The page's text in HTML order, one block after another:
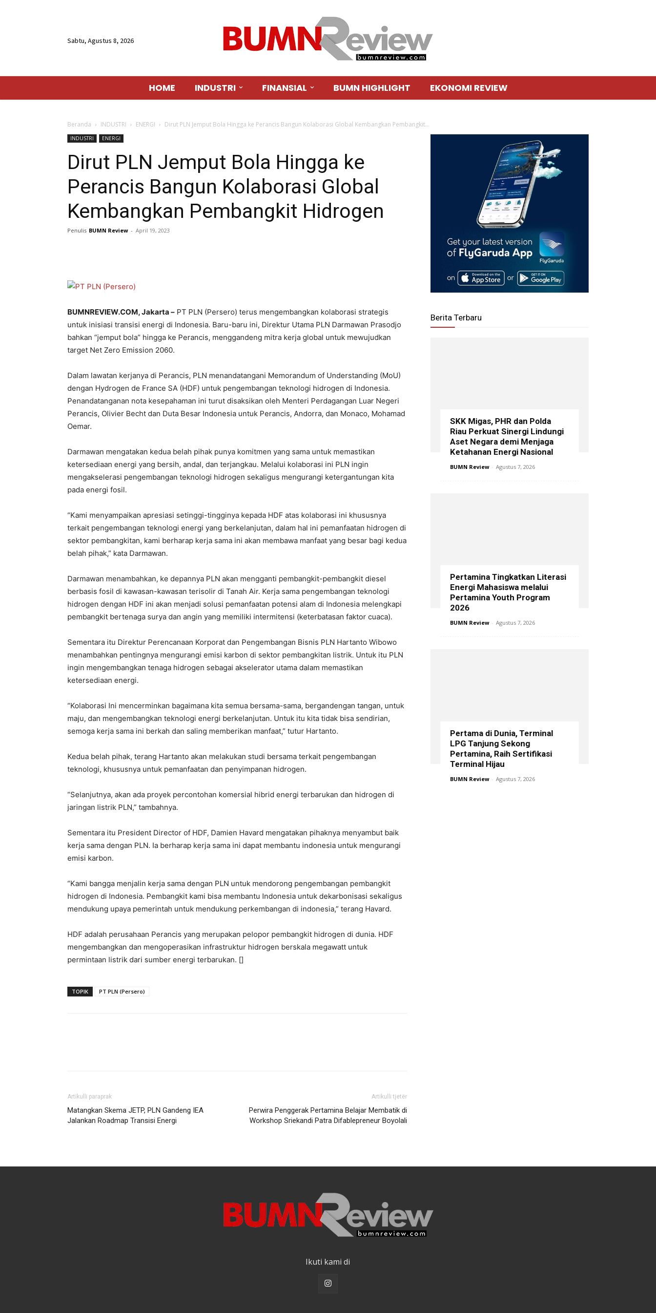
Sabtu, Agustus 8, 2026
HOME INDUSTRI FINANSIAL BUMN HIGHLIGHT EKONOMI REVIEW
Beranda INDUSTRI ENERGI Dirut PLN Jemput Bola Hingga ke Perancis Bangun Kolaborasi Global Kembangkan Pembangkit...
INDUSTRI ENERGI
Dirut PLN Jemput Bola Hingga ke
Perancis Bangun Kolaborasi Global
Kembangkan Pembangkit Hidrogen
Penulis BUMN Review - April 19, 2023
BUMNREVIEW.COM, Jakarta – PT PLN (Persero) terus mengembangkan kolaborasi strategis
untuk inisiasi transisi energi di Indonesia. Baru-baru ini, Direktur Utama PLN Darmawan Prasodjo
bahkan “jemput bola” hingga ke Perancis, menggandeng mitra kerja global untuk mewujudkan
target Net Zero Emission 2060.
Dalam lawatan kerjanya di Perancis, PLN menandatangani Memorandum of Understanding (MoU)
dengan Hydrogen de France SA (HDF) untuk pengembangan teknologi hidrogen di Indonesia.
Penandatanganan nota kesepahaman ini turut disaksikan oleh Menteri Perdagangan Luar Negeri
Perancis, Olivier Becht dan Duta Besar Indonesia untuk Perancis, Andorra, dan Monaco, Mohamad
Oemar.
Darmawan mengatakan kedua belah pihak punya komitmen yang sama untuk memastikan
ketersediaan energi yang bersih, andal, dan terjangkau. Melalui kolaborasi ini PLN ingin
mengakselerasi pengembangan teknologi hidrogen sekaligus mengurangi ketergantungan kita
pada energi fosil.
“Kami menyampaikan apresiasi setinggi-tingginya kepada HDF atas kolaborasi ini khususnya
terkait pengembangan teknologi energi yang berkelanjutan, dalam hal ini pemanfaatan hidrogen di
sektor pembangkitan, kami berharap kerja sama ini akan membawa manfaat yang besar bagi kedua
belah pihak,” kata Darmawan.
Darmawan menambahkan, ke depannya PLN akan mengganti pembangkit-pembangkit diesel
berbasis fosil di kawasan-kawasan terisolir di Tanah Air. Kerja sama pengembangan teknologi
hidrogen dengan HDF ini akan menjadi solusi pemanfaatan potensi alam di Indonesia melengkapi
pembangkit bertenaga surya dan angin yang memiliki intermitensi (keterbatasan faktor cuaca).
Sementara itu Direktur Perencanaan Korporat dan Pengembangan Bisnis PLN Hartanto Wibowo
menambahkan pentingnya mengurangi emisi karbon di sektor pembangkitan listrik. Untuk itu PLN
ingin mengembangkan tenaga hidrogen sebagai akselerator utama dalam memastikan
ketersediaan energi.
“Kolaborasi Ini mencerminkan bagaimana kita semua bersama-sama, bergandengan tangan, untuk
maju, dan mengembangkan teknologi energi berkelanjutan. Untuk itu kita tidak bisa sendirian,
semoga kerja sama ini berkah dan saling memberikan manfaat,” tutur Hartanto.
Kedua belah pihak, terang Hartanto akan melakukan studi bersama terkait pengembangan
teknologi, khususnya untuk pemanfaatan dan penyimpanan hidrogen.
“Selanjutnya, akan ada proyek percontohan komersial hibrid energi terbarukan dan hidrogen di
jaringan listrik PLN,” tambahnya.
Sementara itu President Director of HDF, Damien Havard mengatakan pihaknya menyambut baik
kerja sama dengan PLN. Ia berharap kerja sama ini dapat membantu indonesia untuk mengurangi
emisi karbon.
“Kami bangga menjalin kerja sama dengan PLN untuk mendorong pengembangan pembangkit
hidrogen di Indonesia. Pembangkit kami bisa membantu Indonesia untuk dekarbonisasi sekaligus
mendukung upaya pemerintah untuk mendukung perkembangan di indonesia,” terang Havard.
HDF adalah perusahaan Perancis yang merupakan pelopor pembangkit hidrogen di dunia. HDF
mengembangkan dan mengoperasikan infrastruktur hidrogen berskala megawatt untuk
permintaan listrik dari sumber energi terbarukan. []
TOPIK PT PLN (Persero)
Artikulli paraprak
Matangkan Skema JETP, PLN Gandeng IEA
Jalankan Roadmap Transisi Energi
Artikulli tjetër
Perwira Penggerak Pertamina Belajar Membatik di
Workshop Sriekandi Patra Difablepreneur Boyolali
Berita Terbaru
SKK Migas, PHR dan Polda
Riau Perkuat Sinergi Lindungi
Aset Negara demi Menjaga
Ketahanan Energi Nasional
BUMN Review - Agustus 7, 2026
Pertamina Tingkatkan Literasi
Energi Mahasiswa melalui
Pertamina Youth Program
2026
BUMN Review - Agustus 7, 2026
Pertama di Dunia, Terminal
LPG Tanjung Sekong
Pertamina, Raih Sertifikasi
Terminal Hijau
BUMN Review - Agustus 7, 2026
Ikuti kami di